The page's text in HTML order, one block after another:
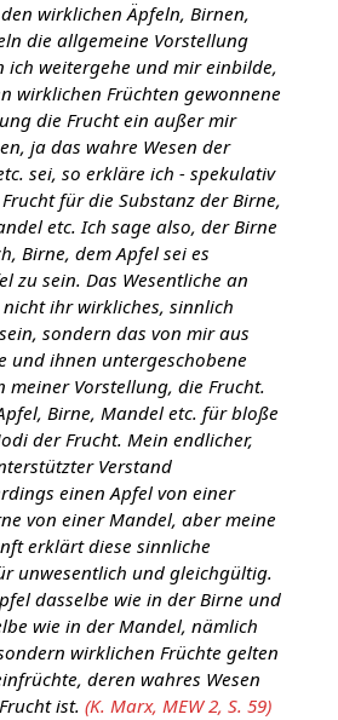
wirklichen Äpfeln, Birnen,
die allgemeine Vorstellung
ich weitergehe und mir einbilde,
wirklichen Früchten gewonnene
die Frucht ein außer mir
ja das wahre Wesen der
sei, so erkläre ich - spekulativ
für die Substanz der Birne,
etc. Ich sage also, der Birne
Birne, dem Apfel sei es
zu sein. Das Wesentliche an
ihr wirkliches, sinnlich
sondern das von mir aus
und ihnen untergeschobene
meiner Vorstellung, die Frucht.
Birne, Mandel etc. für bloße
der Frucht. Mein endlicher,
Verstand
einen Apfel von einer
von einer Mandel, aber meine
erklärt diese sinnliche
unwesentlich und gleichgültig.
dasselbe wie in der Birne und
wie in der Mandel, nämlich
wirklichen Früchte gelten
deren wahres Wesen
ist. (K. Marx, MEW 2, S. 59)